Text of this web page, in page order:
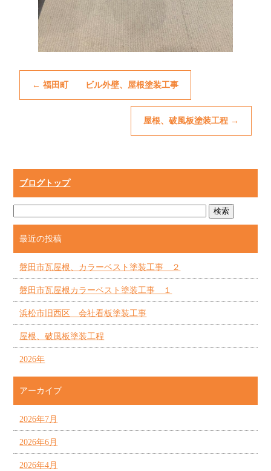
← 福田町 ビル外壁、屋根塗装工事
屋根、破風板塗装工程 →
ブログトップ
最近の投稿
磐田市瓦屋根、カラーベスト塗装工事 ２
磐田市瓦屋根カラーベスト塗装工事 １
浜松市旧西区 会社看板塗装工事
屋根、破風板塗装工程
2026年
アーカイブ
2026年7月
2026年6月
2026年4月